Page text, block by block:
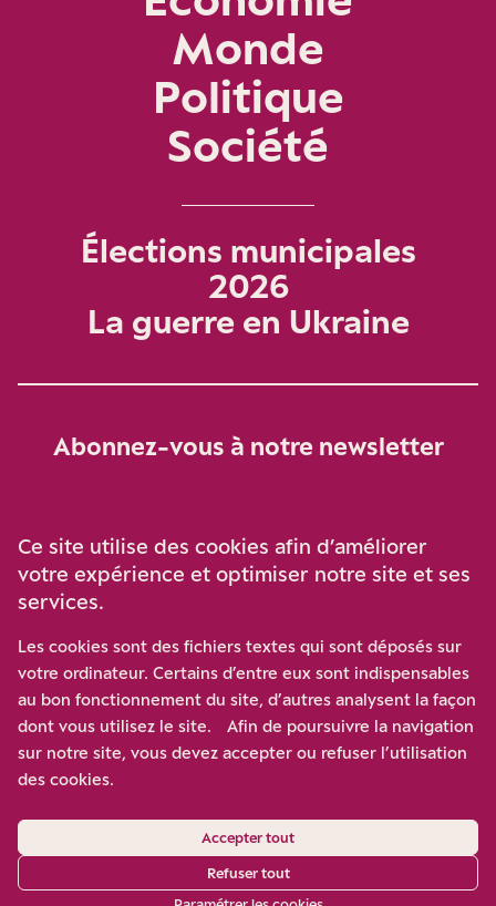
Monde
Politique
Société
Élections municipales
2026
La guerre en Ukraine
Abonnez-vous à notre newsletter
Participez à notre effort pour conforter la démocratie en
luttant contre l’ascension aux extrêmes, et la
disqualification de l’adversaire, en promouvant la
confrontation des idées et des opinions.
Nous soutenir
Ce site utilise des cookies afin d’améliorer
votre expérience et optimiser notre site et ses
services.
Les cookies sont des fichiers textes qui sont déposés sur
votre ordinateur. Certains d’entre eux sont indispensables
au bon fonctionnement du site, d’autres analysent la façon
dont vous utilisez le site. Afin de poursuivre la navigation
sur notre site, vous devez accepter ou refuser l’utilisation
des cookies.
Accepter tout
Refuser tout